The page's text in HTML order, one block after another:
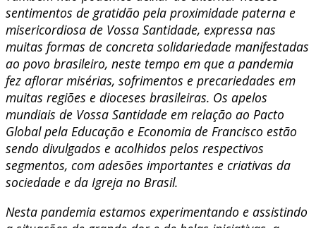
sentimentos de gratidão pela proximidade paterna e
misericordiosa de Vossa Santidade, expressa nas
muitas formas de concreta solidariedade manifestadas
ao povo brasileiro, neste tempo em que a pandemia
fez aflorar misérias, sofrimentos e precariedades em
muitas regiões e dioceses brasileiras. Os apelos
mundiais de Vossa Santidade em relação ao Pacto
Global pela Educação e Economia de Francisco estão
sendo divulgados e acolhidos pelos respectivos
segmentos, com adesões importantes e criativas da
sociedade e da Igreja no Brasil.
Nesta pandemia estamos experimentando e assistindo